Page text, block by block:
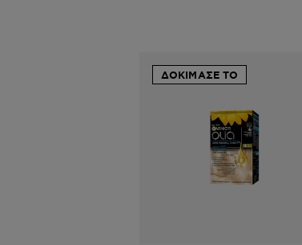
ΔΟΚΙΜΑΣΕ ΤΟ